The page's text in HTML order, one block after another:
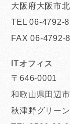
大阪府大阪市
TEL 06-4792-
FAX 06-4792-
ITオフィス
〒646-0001
和歌山県田辺
秋津野グリー